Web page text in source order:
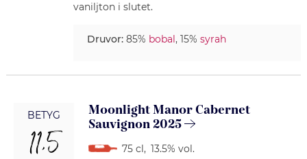
vaniljton i slutet.
Druvor:85% bobal, 15% syrah
BETYG
Moonlight Manor Cabernet
Sauvignon 2025
75 cl, 13.5% vol.